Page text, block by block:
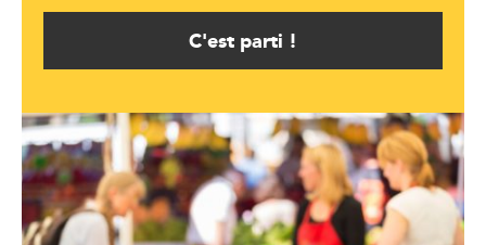
C'est parti !